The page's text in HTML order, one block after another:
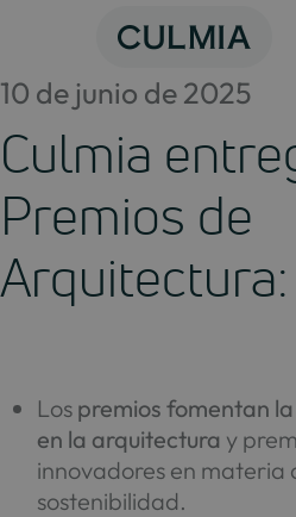
contenido
10 de junio de 2025
Culmia
Premios de
Arquitectura:
Los premios fomentan
en la arquitectura y
innovadores en materia
sostenibilidad.